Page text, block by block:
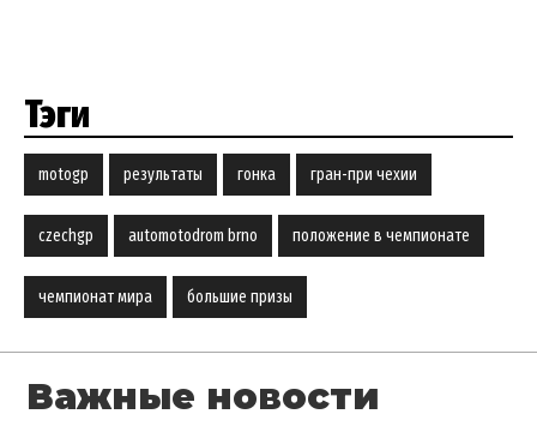
Тэги
motogp результаты гонка гран-при чехии
czechgp automotodrom brno положение в чемпионате
чемпионат мира большие призы
Важные новости